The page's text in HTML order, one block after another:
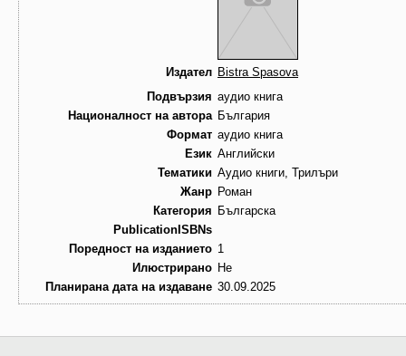
Издател Bistra Spasova
Подвързия аудио книга
Националност на автора България
Формат аудио книга
Език Английски
Тематики Аудио книги, Трилъри
Жанр Роман
Категория Българска
PublicationISBNs
Поредност на изданието 1
Илюстрирано Не
Планирана дата на издаване 30.09.2025